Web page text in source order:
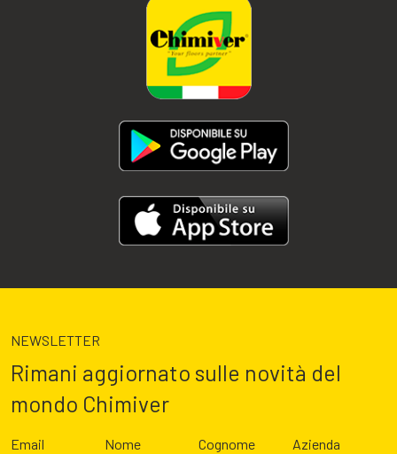
NEWSLETTER
Rimani aggiornato sulle novità del
mondo Chimiver
Email Nome Cognome Azienda